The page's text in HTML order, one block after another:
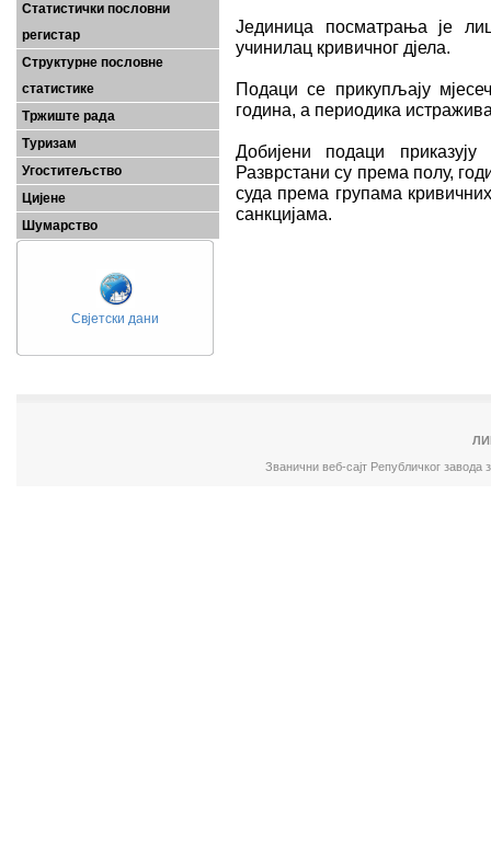
Статистички пословни
регистар
Структурне пословне
статистике
Тржиште рада
Туризам
Угоститељство
Цијене
Шумарство
Свјетски дани
Јединица посматрања је
учинилац кривичног дјела.
Подаци се прикупљају
година, а периодика
Добијени подаци
Разврстани су према полу,
суда према групама
санкцијама.
Званични веб-сајт Републичког